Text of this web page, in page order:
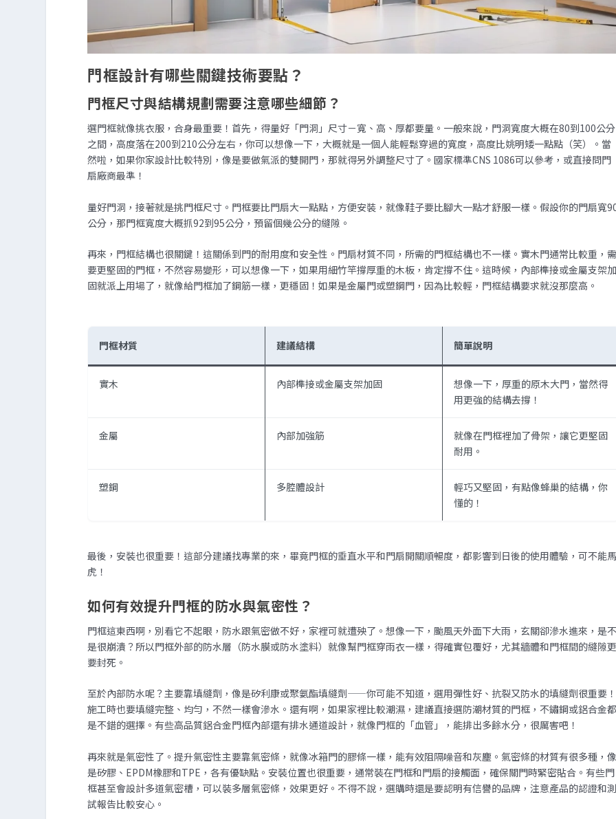
門框設計有哪些關鍵技術要點？
門框尺寸與結構規劃需要注意哪些細節？
選門框就像挑衣服，合身最重要！首先，得量好「門洞」尺寸－寬、高、厚都要量。一般來說，門洞寬度大概在80到100公分
之間，高度落在200到210公分左右，你可以想像一下，大概就是一個人能輕鬆穿過的寬度，高度比姚明矮一點點（笑）。當
然啦，如果你家設計比較特別，像是要做氣派的雙開門，那就得另外調整尺寸了。國家標準CNS 1086可以參考，或直接問門
扇廠商最準！
量好門洞，接著就是挑門框尺寸。門框要比門扇大一點點，方便安裝，就像鞋子要比腳大一點才舒服一樣。假設你的門扇寬
公分，那門框寬度大概抓92到95公分，預留個幾公分的縫隙。
再來，門框結構也很關鍵！這關係到門的耐用度和安全性。門扇材質不同，所需的門框結構也不一樣。實木門通常比較重，
要更堅固的門框，不然容易變形，可以想像一下，如果用細竹竿撐厚重的木板，肯定撐不住。這時候，內部榫接或金屬支架
固就派上用場了，就像給門框加了鋼筋一樣，更穩固！如果是金屬門或塑鋼門，因為比較輕，門框結構要求就沒那麼高。
門框材質 建議結構 簡單說明
實木 內部榫接或金屬支架加固
想像一下，厚重的原木大門，當然得
用更強的結構去撐！
金屬 內部加強筋
就像在門框裡加了骨架，讓它更堅固
耐用。
塑鋼 多腔體設計
輕巧又堅固，有點像蜂巢的結構，你
懂的！
最後，安裝也很重要！這部分建議找專業的來，畢竟門框的垂直水平和門扇開關順暢度，都影響到日後的使用體驗，可不能
虎！
如何有效提升門框的防水與氣密性？
門框這東西啊，別看它不起眼，防水跟氣密做不好，家裡可就遭殃了。想像一下，颱風天外面下大雨，玄關卻滲水進來，是
是很崩潰？所以門框外部的防水層（防水膜或防水塗料）就像幫門框穿雨衣一樣，得確實包覆好，尤其牆體和門框間的縫隙
要封死。
至於內部防水呢？主要靠填縫劑，像是矽利康或聚氨酯填縫劑——你可能不知道，選用彈性好、抗裂又防水的填縫劑很重要
施工時也要填縫完整、均勻，不然一樣會滲水。還有啊，如果家裡比較潮濕，建議直接選防潮材質的門框，不鏽鋼或鋁合金
是不錯的選擇。有些高品質鋁合金門框內部還有排水通道設計，就像門框的「血管」，能排出多餘水分，很厲害吧！
再來就是氣密性了。提升氣密性主要靠氣密條，就像冰箱門的膠條一樣，能有效阻隔噪音和灰塵。氣密條的材質有很多種，
是矽膠、EPDM橡膠和TPE，各有優缺點。安裝位置也很重要，通常裝在門框和門扇的接觸面，確保關門時緊密貼合。有些門
框甚至會設計多道氣密槽，可以裝多層氣密條，效果更好。不得不說，選購時還是要認明有信譽的品牌，注意產品的認證和
試報告比較安心。